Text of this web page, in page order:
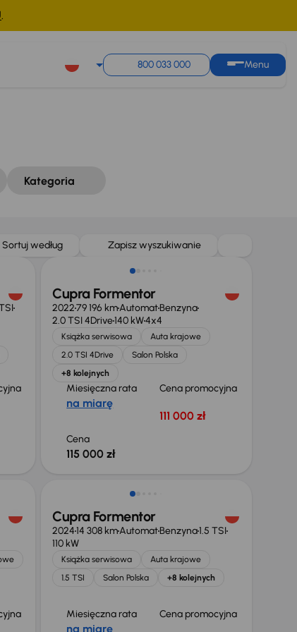
.
800 033 000 Menu
Kategoria
Sortuj według Zapisz wyszukiwanie
Cupra Formentor
202279 196 kmAutomatBenzyna
2.0 TSI 4Drive140 kW4x4
Książka serwisowa
Auta krajowe
2.0 TSI 4Drive
Salon Polska
+8 kolejnych
Miesięczna rata
na miarę
Cena promocyjna
111 000 zł
Cena
115 000 zł
Świeżo skupione
Cupra Formentor
202414 308 kmAutomatBenzyna1.5 TSI
110 kW
Książka serwisowa
Auta krajowe
1.5 TSI
Salon Polska +8 kolejnych
Miesięczna rata
na miarę
Cena promocyjna